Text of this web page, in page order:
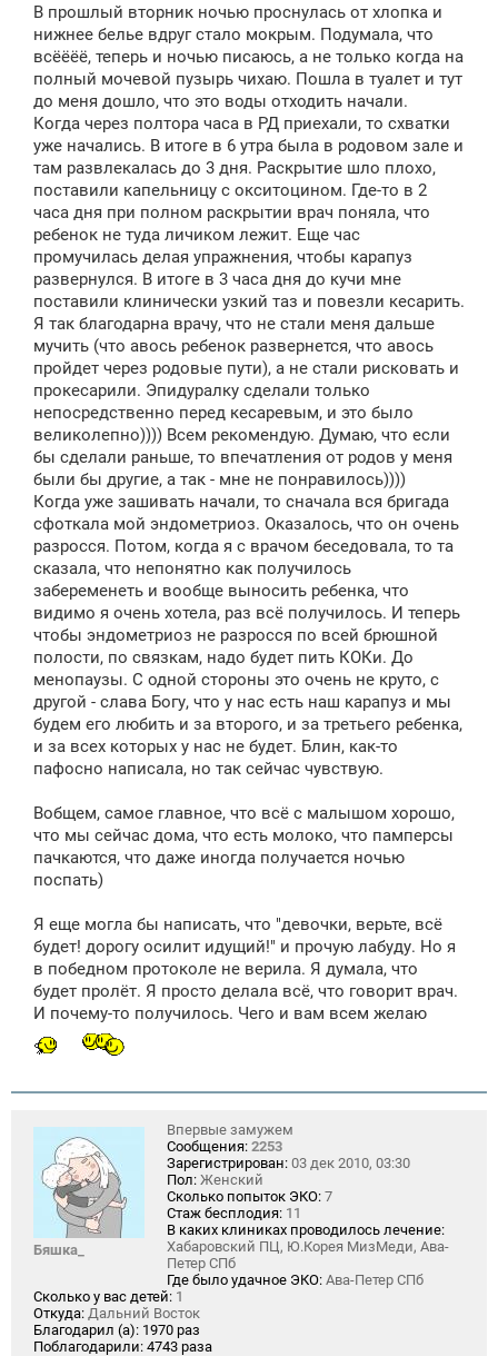
В прошлый вторник ночью проснулась от хлопка и
нижнее белье вдруг стало мокрым. Подумала, что
всёёёё, теперь и ночью писаюсь, а не только когда на
полный мочевой пузырь чихаю. Пошла в туалет и тут
до меня дошло, что это воды отходить начали.
Когда через полтора часа в РД приехали, то схватки
уже начались. В итоге в 6 утра была в родовом зале и
там развлекалась до 3 дня. Раскрытие шло плохо,
поставили капельницу с окситоцином. Где-то в 2
часа дня при полном раскрытии врач поняла, что
ребенок не туда личиком лежит. Еще час
промучилась делая упражнения, чтобы карапуз
развернулся. В итоге в 3 часа дня до кучи мне
поставили клинически узкий таз и повезли кесарить.
Я так благодарна врачу, что не стали меня дальше
мучить (что авось ребенок развернется, что авось
пройдет через родовые пути), а не стали рисковать и
прокесарили. Эпидуралку сделали только
непосредственно перед кесаревым, и это было
великолепно)))) Всем рекомендую. Думаю, что если
бы сделали раньше, то впечатления от родов у меня
были бы другие, а так - мне не понравилось))))
Когда уже зашивать начали, то сначала вся бригада
сфоткала мой эндометриоз. Оказалось, что он очень
разросся. Потом, когда я с врачом беседовала, то та
сказала, что непонятно как получилось
забеременеть и вообще выносить ребенка, что
видимо я очень хотела, раз всё получилось. И теперь
чтобы эндометриоз не разросся по всей брюшной
полости, по связкам, надо будет пить КОКи. До
менопаузы. С одной стороны это очень не круто, с
другой - слава Богу, что у нас есть наш карапуз и мы
будем его любить и за второго, и за третьего ребенка,
и за всех которых у нас не будет. Блин, как-то
пафосно написала, но так сейчас чувствую.
Вобщем, самое главное, что всё с малышом хорошо,
что мы сейчас дома, что есть молоко, что памперсы
пачкаются, что даже иногда получается ночью
поспать)
Я еще могла бы написать, что "девочки, верьте, всё
будет! дорогу осилит идущий!" и прочую лабуду. Но я
в победном протоколе не верила. Я думала, что
будет пролёт. Я просто делала всё, что говорит врач.
И почему-то получилось. Чего и вам всем желаю
Бяшка_
Впервые замужем
Сообщения: 2253
Зарегистрирован: 03 дек 2010, 03:30
Пол: Женский
Сколько попыток ЭКО: 7
Стаж бесплодия: 11
В каких клиниках проводилось лечение:
Хабаровский ПЦ, Ю.Корея МизМеди, Ава-
Петер СПб
Где было удачное ЭКО: Ава-Петер СПб
Сколько у вас детей: 1
Откуда: Дальний Восток
Благодарил (а): 1970 раз
Поблагодарили: 4743 раза